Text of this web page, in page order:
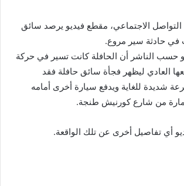
الاجتماعي، مقطع فيديو يرصد سائق
في حادثة سير مروع.
حسب الناشر أن الحافلة كانت تسير في حركة
العادي ليظهر فجأة سائق حافلة فقد
شديدة للغاية ويدفع سيارة أخرى أمامه
من شارع كورنيش طنجة.
أي تفاصيل أخرى عن تلك الواقعة.